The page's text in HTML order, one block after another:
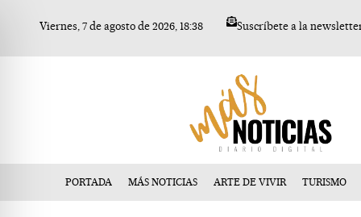
Viernes, 7 de agosto de 2026, 18:38 Suscríbete a la
PORTADA MÁS NOTICIAS ARTE DE VIVIR TURISMO